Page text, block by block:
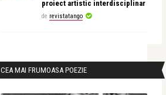
proiect artistic interdisciplinar
de revistatango
CEA MAI FRUMOASA POEZIE